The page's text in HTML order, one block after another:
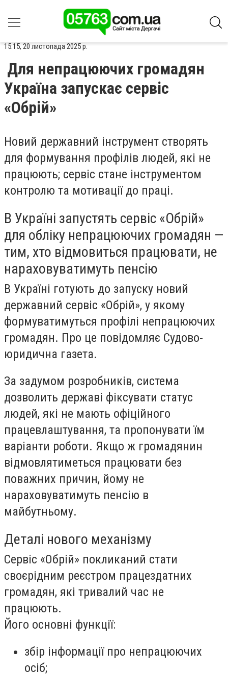
15:15, 20 листопада 2025 р.
Для непрацюючих громадян
Україна запускає сервіс
«Обрій»
Новий державний інструмент створять
для формування профілів людей, які не
працюють; сервіс стане інструментом
контролю та мотивації до праці.
В Україні запустять сервіс «Обрій»
для обліку непрацюючих громадян —
тим, хто відмовиться працювати, не
нараховуватимуть пенсію
В Україні готують до запуску новий
державний сервіс «Обрій», у якому
формуватимуться профілі непрацюючих
громадян. Про це повідомляє Судово-
юридична газета.
За задумом розробників, система
дозволить державі фіксувати статус
людей, які не мають офіційного
працевлаштування, та пропонувати їм
варіанти роботи. Якщо ж громадянин
відмовлятиметься працювати без
поважних причин, йому не
нараховуватимуть пенсію в
майбутньому.
Деталі нового механізму
Сервіс «Обрій» покликаний стати
своєрідним реєстром працездатних
громадян, які тривалий час не
працюють.
Його основні функції:
збір інформації про непрацюючих
осіб;